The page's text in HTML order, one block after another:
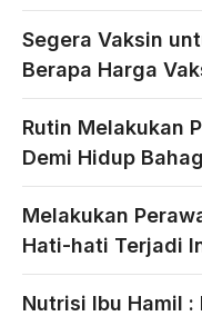
Segera Vaksin
Berapa Harga
Rutin Melakukan
Demi Hidup
Melakukan
Hati-hati Terjadi
Nutrisi Ibu Hamil